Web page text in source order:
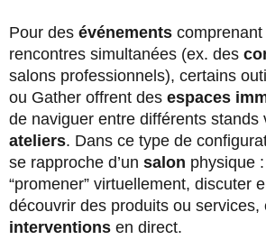
Pour des événements
rencontres simultanées (ex. des
salons professionnels), certains
ou Gather offrent des espaces
de naviguer entre différents stands
ateliers. Dans ce type de
se rapproche d’un salon physique
“promener” virtuellement, discuter
découvrir des produits ou services,
interventions en direct.